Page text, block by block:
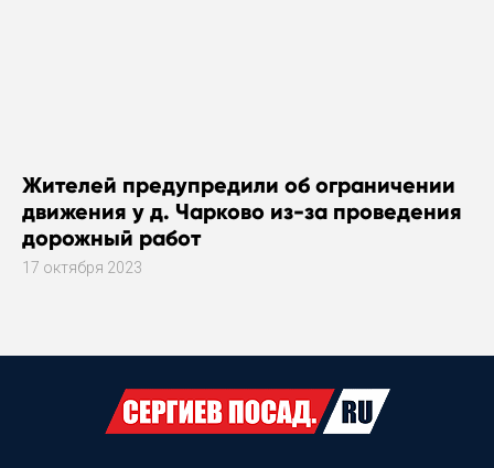
Жителей предупредили об ограничении
движения у д. Чарково из-за проведения
дорожный работ
17 октября 2023